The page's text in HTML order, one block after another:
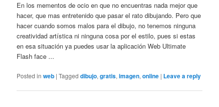
En los mementos de ocio en que no encuentras nada mejor que
hacer, que mas entretenido que pasar el rato dibujando. Pero que
hacer cuando somos malos para el dibujo, no tenemos ninguna
creatividad artística ni ninguna cosa por el estilo, pues si estas
en esa situación ya puedes usar la aplicación Web Ultimate
Flash face ...
Posted in web |Tagged dibujo,gratis,imagen,online | Leave a reply